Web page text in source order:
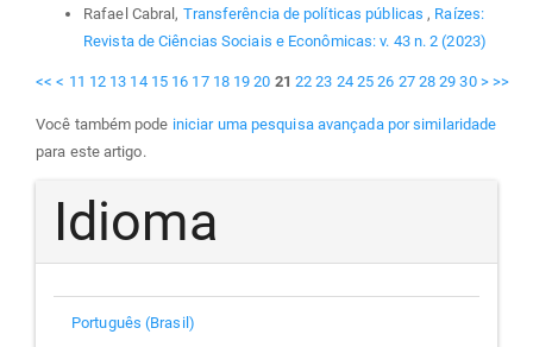
Rafael Cabral, Transferência de políticas públicas , Raízes:
Revista de Ciências Sociais e Econômicas: v. 43 n. 2 (2023)
<< < 11 12 13 14 15 16 17 18 19 20 21 22 23 24 25 26 27 28 29 30 > >>
Você também pode iniciar uma pesquisa avançada por similaridade
para este artigo.
Idioma
Português (Brasil)